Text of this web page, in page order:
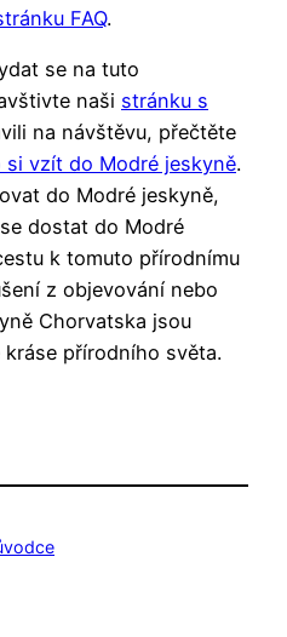
FAQ.
se na tuto
naši stránku s
na návštěvu, přečtěte
si vzít do Modré jeskyně.
do Modré jeskyně,
dostat do Modré
k tomuto přírodnímu
z objevování nebo
Chorvatska jsou
přírodního světa.